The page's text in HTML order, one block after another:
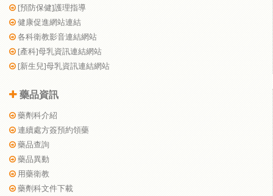
[預防保健]護理指導
健康促進網站連結
各科衛教影音連結網站
[產科]母乳資訊連結網站
[新生兒]母乳資訊連結網站
藥品資訊
藥劑科介紹
連續處方簽預約領藥
藥品查詢
藥品異動
用藥衛教
藥劑科文件下載